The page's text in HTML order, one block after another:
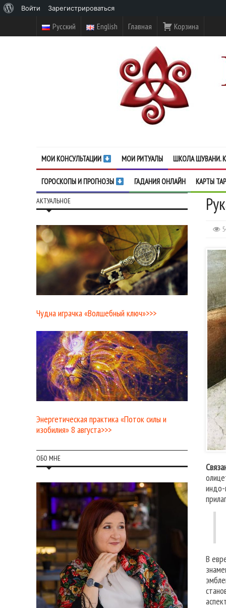
Русский English Главная Корзина
МОИ КОНСУЛЬТАЦИИ МОИ РИТУАЛЫ ШКОЛА ШУВАНИ.
ГОРОСКОПЫ И ПРОГНОЗЫ ГАДАНИЯ ОНЛАЙН КАРТЫ
В
АКТУАЛЬНОЕ
Чудна играчка «Волшебный ключ»>>>
Энергетическая практика «Поток силы и
изобилия» 8 августа>>>
ОБО МНЕ
WordPress
Войти Зарегистрироваться